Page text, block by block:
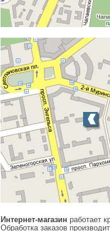
Интернет-магазин работает
Обработка заказов